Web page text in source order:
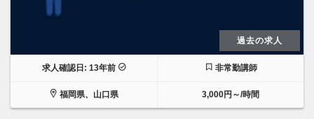
過去の求人
求人確認日: 13年前 非常勤講師
福岡県、山口県 3,000円～/時間